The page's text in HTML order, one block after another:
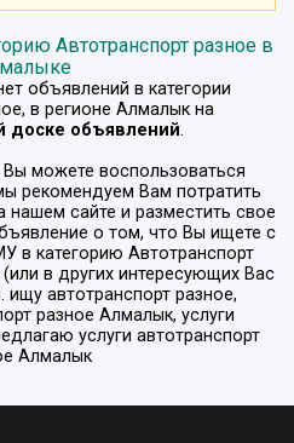
Автотранспорт разное в
объявлений в категории
, в регионе Алмалыкна
доске объявлений.
можете воспользоваться
рекомендуем Вам потратить
сайте и разместить свое
о том, что Вы ищете с
в категорию Автотранспорт
в других интересующих Вас
ищу автотранспорт разное,
разное Алмалык, услуги
услуги автотранспорт
Алмалык